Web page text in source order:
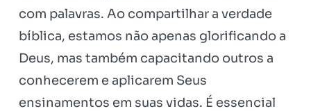
com palavras. Ao compartilhar a verdade
bíblica, estamos não apenas glorificando a
Deus, mas também capacitando outros a
conhecerem e aplicarem Seus
ensinamentos em suas vidas. É essencial